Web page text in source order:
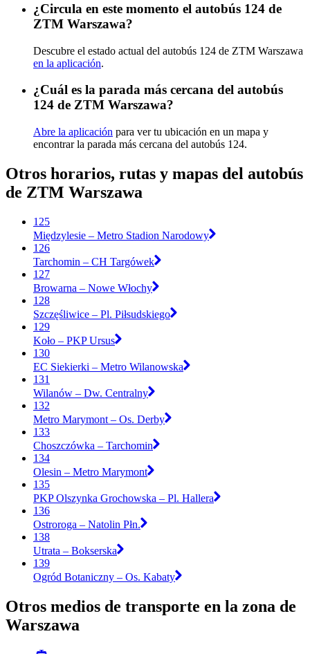
¿Circula en este momento el autobús 124 de
ZTM Warszawa?
Descubre el estado actual del autobús 124 de ZTM Warszawa
en la aplicación.
¿Cuál es la parada más cercana del autobús
124 de ZTM Warszawa?
Abre la aplicación para ver tu ubicación en un mapa y
encontrar la parada más cercana del autobús 124.
Otros horarios, rutas y mapas del autobús
de ZTM Warszawa
125
Międzylesie – Metro Stadion Narodowy
126
Tarchomin – CH Targówek
127
Browarna – Nowe Włochy
128
Szczęśliwice – Pl. Piłsudskiego
129
Koło – PKP Ursus
130
EC Siekierki – Metro Wilanowska
131
Wilanów – Dw. Centralny
132
Metro Marymont – Os. Derby
133
Choszczówka – Tarchomin
134
Olesin – Metro Marymont
135
PKP Olszynka Grochowska – Pl. Hallera
136
Ostroroga – Natolin Płn.
138
Utrata – Bokserska
139
Ogród Botaniczny – Os. Kabaty
Otros medios de transporte en la zona de
Warszawa